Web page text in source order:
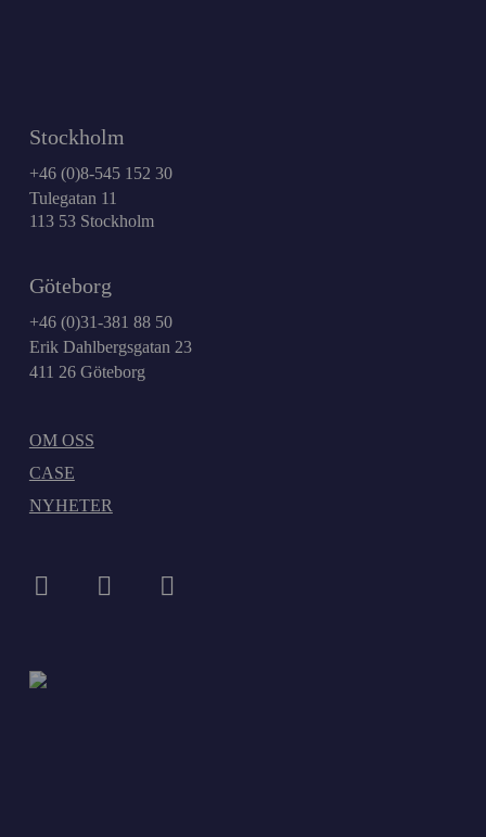
Stockholm
+46 (0)8-545 152 30
Tulegatan 11
113 53 Stockholm
Göteborg
+46 (0)31-381 88 50
Erik Dahlbergsgatan 23
411 26 Göteborg
OM OSS
CASE
NYHETER